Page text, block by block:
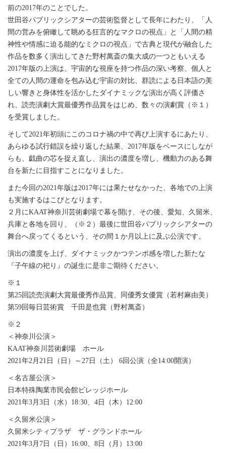
前の2017年のことでした。
世田谷パブリックシアターの芸術監督として長年にわたり、「人
間の営みを俯瞰して眺める狂言的なマクロの視点」と「人間の精
神性や情感に迫る能的なミクロの視点」で古典と現代が融合した
作品を数多く演出してきた野村萬斎の集大成の一つともいえる
2017年版の上演は、宇宙的な視座を持つ作品の深い考察、個人と
全ての人間の運命を包み込む宇宙の対比、群読による日本語の美
しい響きと身体性を活かしたダイナミックな演出が高く評価さ
れ、読売演劇大賞最優秀作品賞をはじめ、数々の演劇賞（※１）
を受賞しました。
そして2021年初頭にこのコロナ禍の中で再び上演するにあたり、
あらゆる試行錯誤を繰り返した結果、2017年版をベースにしなが
らも、戯曲の芯を捉え直し、演出の濃度を増し、機動力のある舞
台を新たに目指すことになりました。
また今回の2021年版は2017年には果たせなかった、各地での上演
も実施するはこびとなります。
２月にKAAT神奈川芸術劇場で幕を開け、その後、愛知、久留米、
兵庫と各地を回り、（※２）最後に世田谷パブリックシアターの
舞台へ戻ってくるという、その間１か月以上に及ぶ公演です。
演出の濃度を上げ、ダイナミックかつテンポ感を増した新たな
『子午線の祀り』の誕生に是非ご期待ください。
※１
第25回読売演劇大賞最優秀作品賞、同優秀女優賞（若村麻由美）
第59回毎日芸術賞 千田是也賞（野村萬斎）
※２
＜神奈川公演＞
KAAT神奈川芸術劇場 ホール
2021年2月21日（日）～27日（土） 6回公演（全14:00開演）
＜名古屋公演＞
日本特殊陶業市民会館ビレッジホール
2021年3月3日（水）18:30、4日（木）12:00
＜久留米公演＞
久留米シティプラザ ザ・グランドホール
2021年3月7日（日）16:00、8日（月）13:00